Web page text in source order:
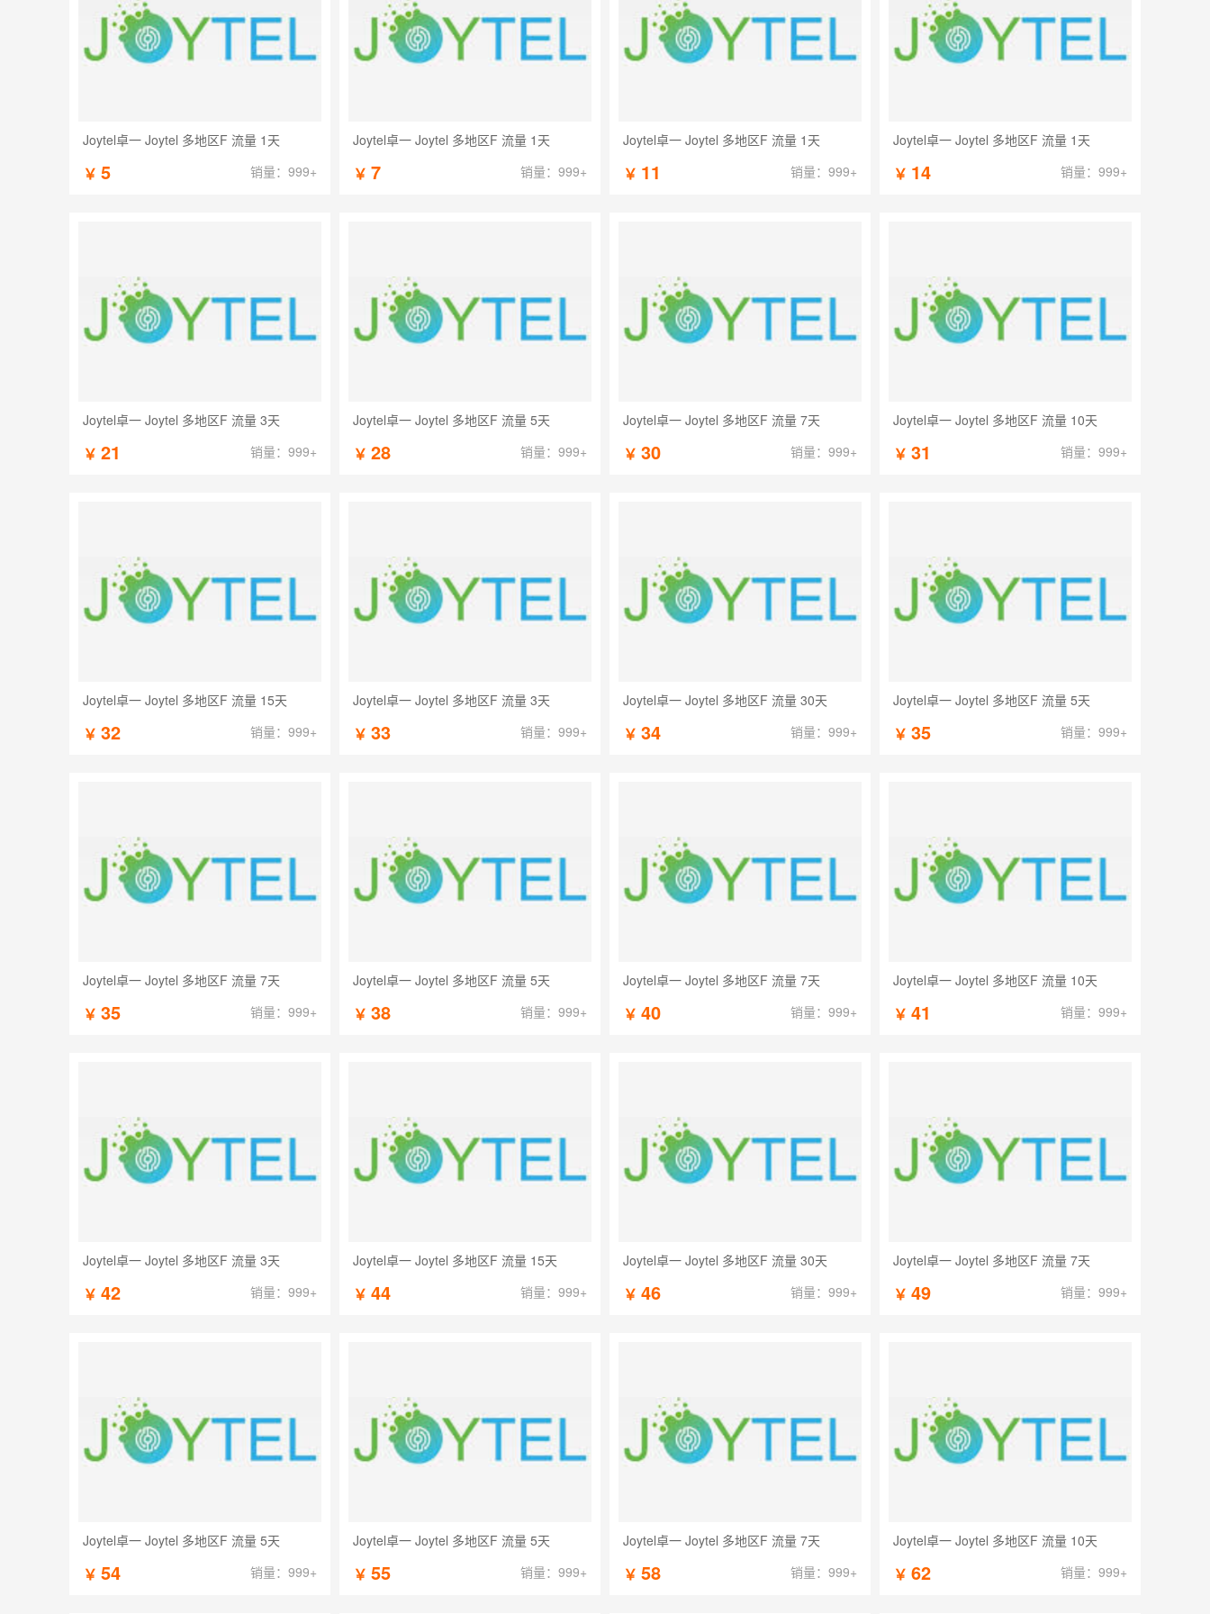
Joytel卓一 Joytel 多地区F 流量 1天
￥ 5 销量：999+
Joytel卓一 Joytel 多地区F 流量 1天
￥ 7 销量：999+
Joytel卓一 Joytel 多地区F 流量 1天
￥ 11 销量：999+
Joytel卓一 Joytel 多地区F 流量 1天
￥ 14 销量：999+
Joytel卓一 Joytel 多地区F 流量 3天
￥ 21 销量：999+
Joytel卓一 Joytel 多地区F 流量 5天
￥ 28 销量：999+
Joytel卓一 Joytel 多地区F 流量 7天
￥ 30 销量：999+
Joytel卓一 Joytel 多地区F 流量 10天
￥ 31 销量：999+
Joytel卓一 Joytel 多地区F 流量 15天
￥ 32 销量：999+
Joytel卓一 Joytel 多地区F 流量 3天
￥ 33 销量：999+
Joytel卓一 Joytel 多地区F 流量 30天
￥ 34 销量：999+
Joytel卓一 Joytel 多地区F 流量 5天
￥ 35 销量：999+
Joytel卓一 Joytel 多地区F 流量 7天
￥ 35 销量：999+
Joytel卓一 Joytel 多地区F 流量 5天
￥ 38 销量：999+
Joytel卓一 Joytel 多地区F 流量 7天
￥ 40 销量：999+
Joytel卓一 Joytel 多地区F 流量 10天
￥ 41 销量：999+
Joytel卓一 Joytel 多地区F 流量 3天
￥ 42 销量：999+
Joytel卓一 Joytel 多地区F 流量 15天
￥ 44 销量：999+
Joytel卓一 Joytel 多地区F 流量 30天
￥ 46 销量：999+
Joytel卓一 Joytel 多地区F 流量 7天
￥ 49 销量：999+
Joytel卓一 Joytel 多地区F 流量 5天
￥ 54 销量：999+
Joytel卓一 Joytel 多地区F 流量 5天
￥ 55 销量：999+
Joytel卓一 Joytel 多地区F 流量 7天
￥ 58 销量：999+
Joytel卓一 Joytel 多地区F 流量 10天
￥ 62 销量：999+